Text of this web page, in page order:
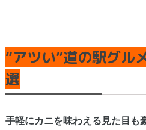
“アツい”道の駅グル
選
手軽にカニを味わえる見た目も